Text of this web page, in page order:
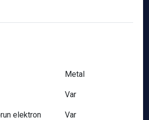
Metal
Var
elektron
Var